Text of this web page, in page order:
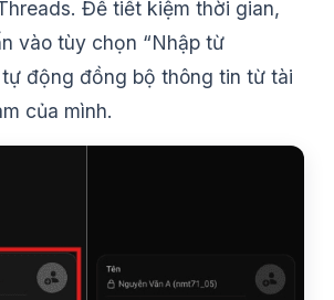
Để tiết kiệm thời gian,
vào tùy chọn “Nhập từ
tự động đồng bộ thông tin từ tài
của mình.